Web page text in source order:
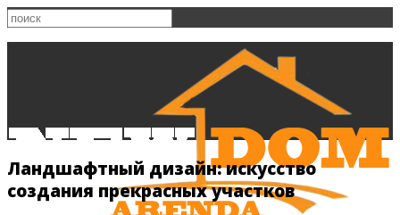
Ландшафтный дизайн: искусство
создания прекрасных участков